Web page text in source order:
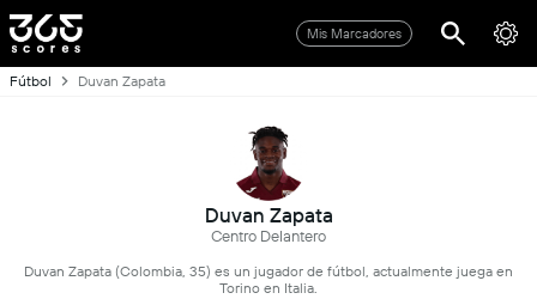
Mis Marcadores
Fútbol Duvan Zapata
Duvan Zapata
Centro Delantero
Duvan Zapata (Colombia, 35) es un jugador de fútbol, actualmente juega en
Torino en Italia.